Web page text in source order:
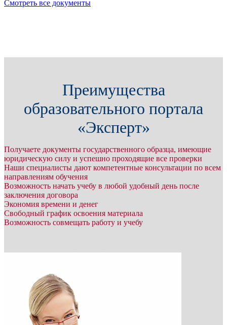
Смотреть все документы
Преимущества
образовательного портала
«Эксперт»
Получаете документы государственного образца, имеющие
юридическую силу и успешно проходящие все проверки
Наши специалисты дают компетентные консультации по всем
направлениям обучения
Возможность начать учебу в любой удобный день после
заключения договора
Экономия времени и денег
Свободный график освоения материала
Возможность совмещать работу и учебу